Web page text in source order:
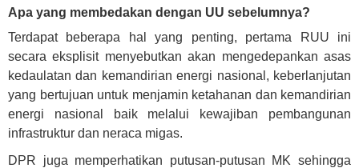
Apa yang membedakan dengan UU sebelumnya?
Terdapat beberapa hal yang penting, pertama RUU ini
secara eksplisit menyebutkan akan mengedepankan asas
kedaulatan dan kemandirian energi nasional, keberlanjutan
yang bertujuan untuk menjamin ketahanan dan kemandirian
energi nasional baik melalui kewajiban pembangunan
infrastruktur dan neraca migas.
DPR juga memperhatikan putusan-putusan MK sehingga